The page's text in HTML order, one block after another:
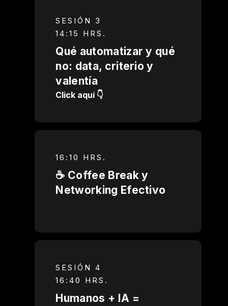
SESIÓN 3
14:15 HRS.
Qué automatizar y qué
no: data, criterio y
valentía
Click aquí 👇
16:10 HRS.
☕️ Coffee Break y
Networking Efectivo
SESIÓN 4
16:40 HRS.
Humanos + IA =